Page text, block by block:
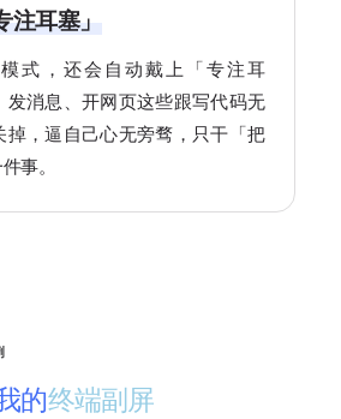
注耳塞」
式，还会自动戴上「专注耳
发消息、开网页这些跟写代码无
掉，逼自己心无旁骛，只干「把
事。
的终端副屏